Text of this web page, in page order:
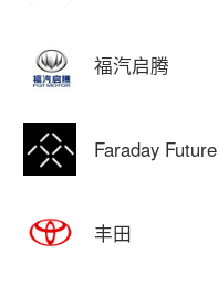
福汽启腾
Faraday Future
丰田